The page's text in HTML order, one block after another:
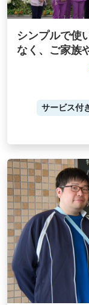
シンプルで使
なく、ご家族
サービス付